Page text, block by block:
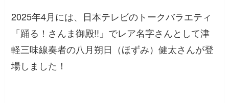
2025年4月には、日本テレビのトークバラエティ
「踊る！さんま御殿!!」でレア名字さんとして津
軽三味線奏者の八月朔日（ほずみ）健太さんが登
場しました！